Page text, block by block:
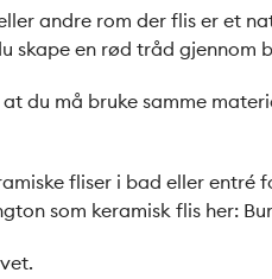
andre rom der flis er et
skape en rød tråd gjennom
du må bruke samme
fliser i bad eller entré
som keramisk flis her: